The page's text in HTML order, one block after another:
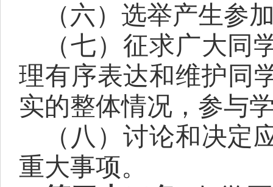
（六）选举产生参
（七）征求广大同
理有序表达和维护同
实的整体情况， 参与
（ 八 ）讨论和决定
重大事项。